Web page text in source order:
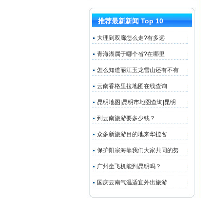
推荐最新新闻 Top 10
大理到双廊怎么走?有多远
青海湖属于哪个省?在哪里
怎么知道丽江玉龙雪山还有不有
云南香格里拉地图在线查询
昆明地图|昆明市地图查询|昆明
到云南旅游要多少钱？
众多新旅游目的地来华揽客
保护阳宗海靠我们大家共同的努
广州坐飞机能到昆明吗？
国庆云南气温适宜外出旅游